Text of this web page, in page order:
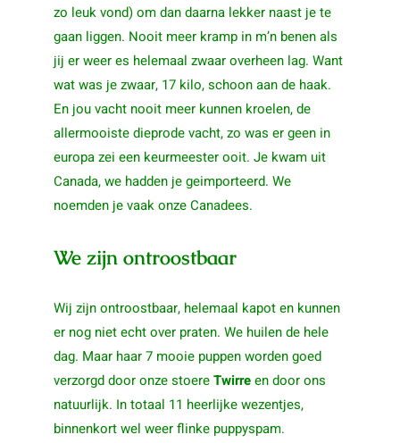
zo leuk vond) om dan daarna lekker naast je te
gaan liggen. Nooit meer kramp in m’n benen als
jij er weer es helemaal zwaar overheen lag. Want
wat was je zwaar, 17 kilo, schoon aan de haak.
En jou vacht nooit meer kunnen kroelen, de
allermooiste dieprode vacht, zo was er geen in
europa zei een keurmeester ooit. Je kwam uit
Canada, we hadden je geimporteerd. We
noemden je vaak onze Canadees.
We zijn ontroostbaar
Wij zijn ontroostbaar, helemaal kapot en kunnen
er nog niet echt over praten. We huilen de hele
dag. Maar haar 7 mooie puppen worden goed
verzorgd door onze stoereTwirreen door ons
natuurlijk. In totaal 11 heerlijke wezentjes,
binnenkort wel weer flinke puppyspam.